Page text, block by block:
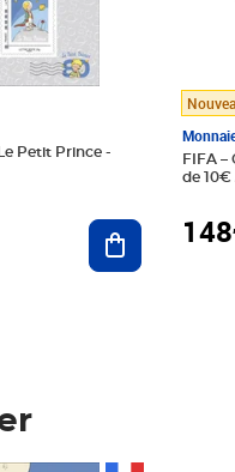
Petit Prince -
Ajouter au
FIFA –
de 10€
148